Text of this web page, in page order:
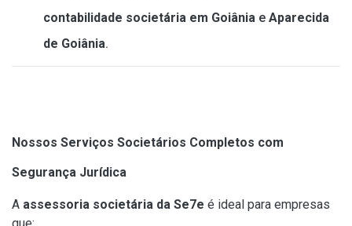
contabilidade societária em Goiânia e Aparecida
de Goiânia.
Nossos Serviços Societários Completos com
Segurança Jurídica
A assessoria societária da Se7e é ideal para empresas